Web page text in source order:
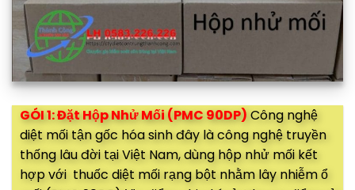
GÓI 1: Đặt Hộp Nhử Mối (PMC 90DP) Công nghệ
diệt mối tận gốc hóa sinh đây là công nghệ truyền
thống lâu đời tại Việt Nam, dùng hộp nhử mối kết
hợp với thuốc diệt mối rạng bột nhằm lây nhiễm ổ